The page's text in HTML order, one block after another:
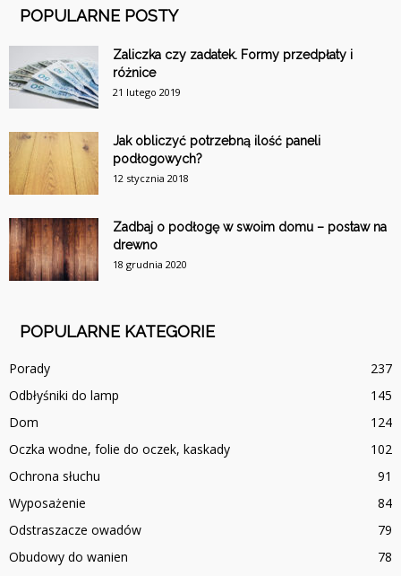
POPULARNE POSTY
Zaliczka czy zadatek. Formy przedpłaty i
różnice
21 lutego 2019
Jak obliczyć potrzebną ilość paneli
podłogowych?
12 stycznia 2018
Zadbaj o podłogę w swoim domu – postaw na
drewno
18 grudnia 2020
POPULARNE KATEGORIE
Porady
237
Odbłyśniki do lamp
145
Dom
124
Oczka wodne, folie do oczek, kaskady
102
Ochrona słuchu
91
Wyposażenie
84
Odstraszacze owadów
79
Obudowy do wanien
78